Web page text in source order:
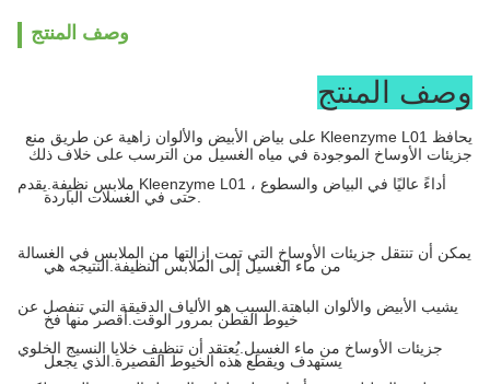
وصف المنتج
وصف المنتج
يحافظ Kleenzyme L01 على بياض الأبيض والألوان زاهية عن طريق منع
جزيئات الأوساخ الموجودة في مياه الغسيل من الترسب على خلاف ذلك
ملابس نظيفة.يقدم Kleenzyme L01 أداءً عاليًا في البياض والسطوع ،
حتى في الغسلات الباردة.
يمكن أن تنتقل جزيئات الأوساخ التي تمت إزالتها من الملابس في الغسالة
من ماء الغسيل إلى الملابس النظيفة.النتيجه هي
يشيب الأبيض والألوان الباهتة.السبب هو الألياف الدقيقة التي تنفصل عن
خيوط القطن بمرور الوقت.أقصر منها فخ
جزيئات الأوساخ من ماء الغسيل.يُعتقد أن تنظيف خلايا النسيج الخلوي
يستهدف ويقطع هذه الخيوط القصيرة.الذي يجعل